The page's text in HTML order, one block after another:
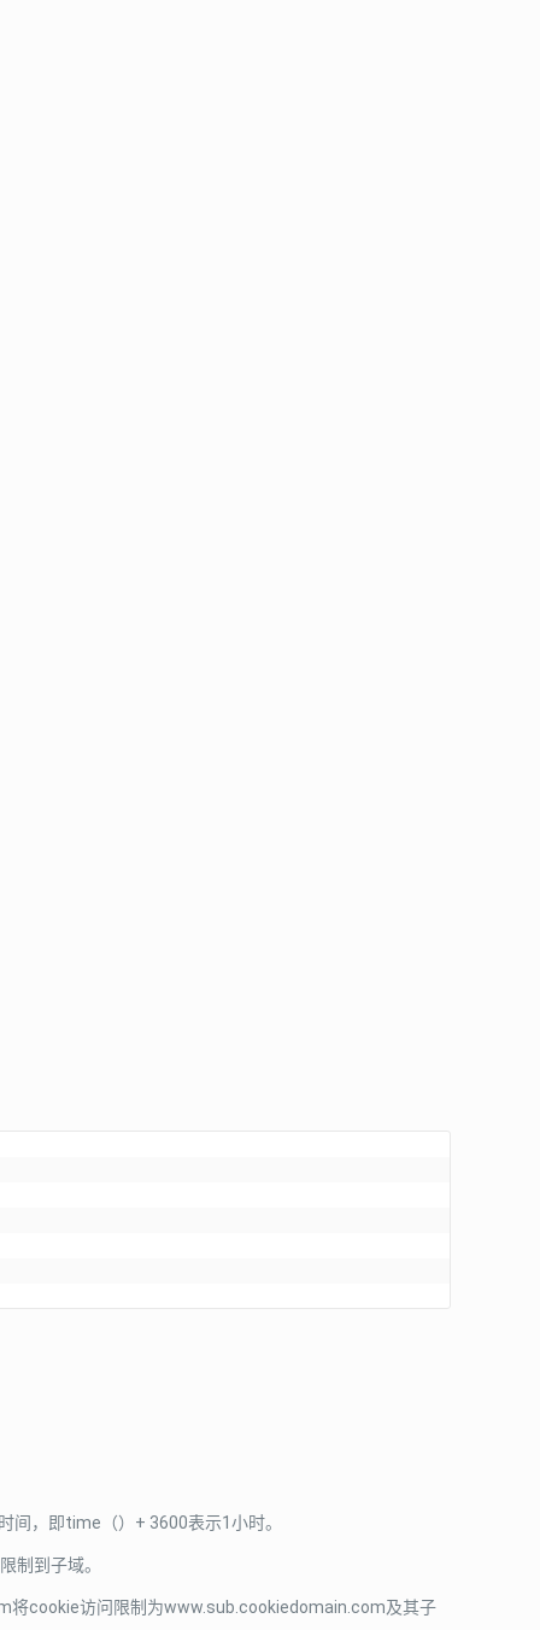
间，即time（）+ 3600表示1小时。
制到子域。
将cookie访问限制为www.sub.cookiedomain.com及其子